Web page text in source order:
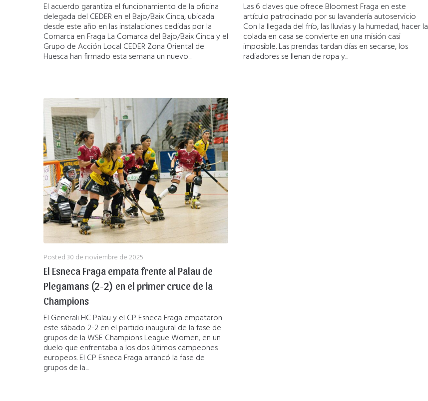
El acuerdo garantiza el funcionamiento de la oficina
delegada del CEDER en el Bajo/Baix Cinca, ubicada
desde este año en las instalaciones cedidas por la
Comarca en Fraga La Comarca del Bajo/Baix Cinca y el
Grupo de Acción Local CEDER Zona Oriental de
Huesca han firmado esta semana un nuevo...
Las 6 claves que ofrece Bloomest Fraga en este
artículo patrocinado por su lavandería autoservicio
Con la llegada del frío, las lluvias y la humedad, hacer la
colada en casa se convierte en una misión casi
imposible. Las prendas tardan días en secarse, los
radiadores se llenan de ropa y...
Posted30 de noviembre de 2025
El Esneca Fraga empata frente al Palau de
Plegamans (2-2) en el primer cruce de la
Champions
El Generali HC Palau y el CP Esneca Fraga empataron
este sábado 2-2 en el partido inaugural de la fase de
grupos de la WSE Champions League Women, en un
duelo que enfrentaba a los dos últimos campeones
europeos. El CP Esneca Fraga arrancó la fase de
grupos de la...